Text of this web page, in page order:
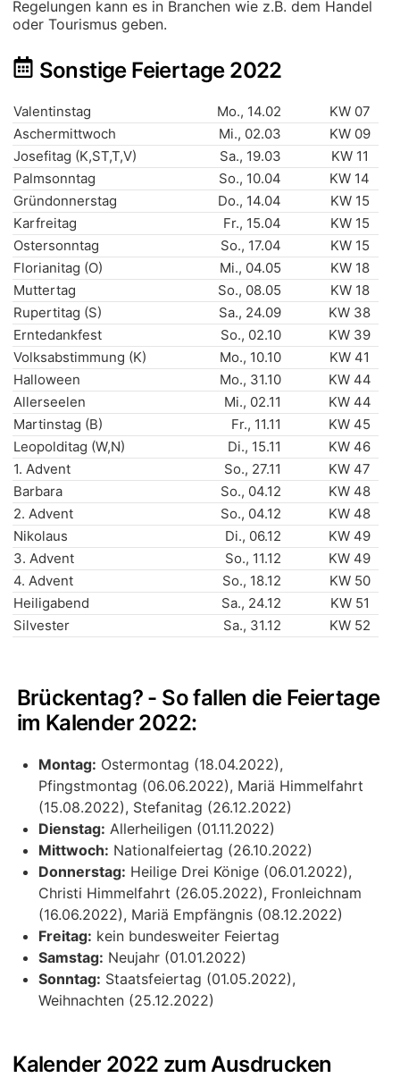
Regelungen kann es in Branchen wie z.B. dem Handel
oder Tourismus geben.
Sonstige Feiertage 2022
Valentinstag Mo., 14.02
KW 07
Aschermittwoch
Mi., 02.03
KW 09
Josefitag (K,ST,T,V)
Sa., 19.03
KW 11
Palmsonntag
So., 10.04
KW 14
Gründonnerstag
Do., 14.04
KW 15
Karfreitag
Fr., 15.04
KW 15
Ostersonntag
So., 17.04
KW 15
Florianitag (O)
Mi., 04.05
KW 18
Muttertag
So., 08.05
KW 18
Rupertitag (S)
Sa., 24.09
KW 38
Erntedankfest
So., 02.10
KW 39
Volksabstimmung (K)
Mo., 10.10
KW 41
Halloween
Mo., 31.10
KW 44
Allerseelen
Mi., 02.11
KW 44
Martinstag (B)
Fr., 11.11
KW 45
Leopolditag (W,N)
Di., 15.11
KW 46
1. Advent
So., 27.11
KW 47
Barbara
So., 04.12
KW 48
2. Advent
So., 04.12
KW 48
Nikolaus
Di., 06.12
KW 49
3. Advent
So., 11.12
KW 49
4. Advent
So., 18.12
KW 50
Heiligabend
Sa., 24.12
KW 51
Silvester
Sa., 31.12 KW 52
Brückentag? - So fallen die Feiertage
im Kalender 2022:
Montag: Ostermontag (18.04.2022),
Pfingstmontag (06.06.2022), Mariä Himmelfahrt
(15.08.2022), Stefanitag (26.12.2022)
Dienstag: Allerheiligen (01.11.2022)
Mittwoch: Nationalfeiertag (26.10.2022)
Donnerstag: Heilige Drei Könige (06.01.2022),
Christi Himmelfahrt (26.05.2022), Fronleichnam
(16.06.2022), Mariä Empfängnis (08.12.2022)
Freitag: kein bundesweiter Feiertag
Samstag: Neujahr (01.01.2022)
Sonntag: Staatsfeiertag (01.05.2022),
Weihnachten (25.12.2022)
Kalender 2022 zum Ausdrucken